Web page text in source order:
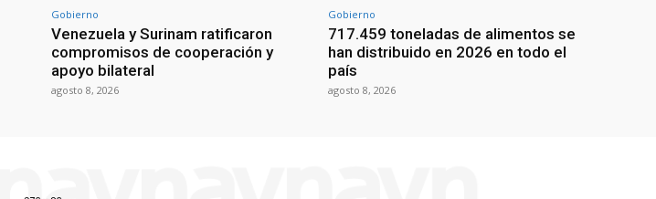
Gobierno
Venezuela y Surinam ratificaron
compromisos de cooperación y
apoyo bilateral
agosto 8, 2026
Gobierno
717.459 toneladas de alimentos se
han distribuido en 2026 en todo el
país
agosto 8, 2026